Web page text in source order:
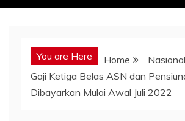
You are Here Home
Nasional
Gaji Ketiga Belas ASN dan
Dibayarkan Mulai Awal Juli 2022